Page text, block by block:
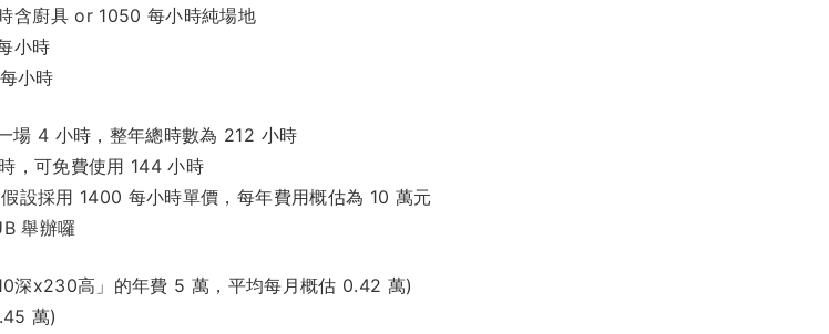
含廚具 or 1050 每小時純場地
小時
小時
場 4 小時，整年總時數為 212 小時
，可免費使用 144 小時
設採用 1400 每小時單價，每年費用概估為 10 萬元
舉辦囉
深x230高」的年費 5 萬，平均每月概估 0.42 萬)
萬)